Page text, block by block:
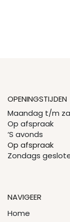
OPENINGSTIJDEN
Maandag t/m
Op afspraak
‘S avonds
Op afspraak
Zondags
NAVIGEER
Home